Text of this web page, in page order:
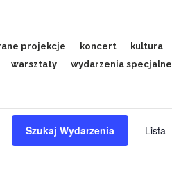
projekcje koncert kultura
warsztaty
wydarzenia specjalne
Szukaj Wydarzenia Lista